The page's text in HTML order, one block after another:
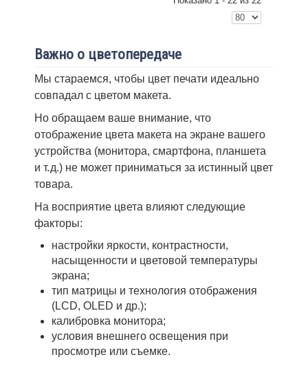
Важно о цветопередаче
Мы стараемся, чтобы цвет печати идеально
совпадал с цветом макета.
Но обращаем ваше внимание, что
отображение цвета макета на экране вашего
устройства (монитора, смартфона, планшета
и т. д.) не может приниматься за истинный цвет
товара.
На восприятие цвета влияют следующие
факторы:
настройки яркости, контрастности,
насыщенности и цветовой температуры
экрана;
тип матрицы и технология отображения
(LCD, OLED и др.);
калибровка монитора;
условия внешнего освещения при
просмотре или съемке.